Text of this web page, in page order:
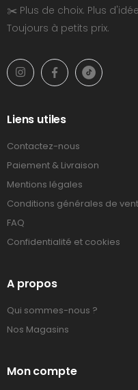
✂️ Plus de choix. Plus
Toujours à petits prix.
Liens utiles
Contactez-nous
Paiement & Livraison
Mentions légales
Conditions générales de
FAQ
Confidentialité et cookies
A propos
Qui sommes-nous ?
Nos Magasins
Mon compte